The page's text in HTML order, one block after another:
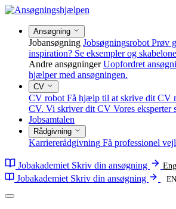
Ansøgning
Jobansøgning Jobsøgningsrobot Prøv
inspiration? Se eksempler og
Andre ansøgninger Uopfordret
hjælper med ansøgningen.
CV
CV robot Få hjælp til at skrive dit CV
CV. Vi skriver dit CV Vores
Jobsamtalen
Rådgivning
Karriererådgivning Få professionel
Jobakademiet Skriv din ansøgning
Jobakademiet Skriv din ansøgning EN